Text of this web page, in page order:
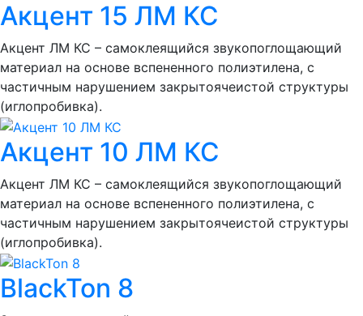
Акцент 15 ЛМ КС
Акцент ЛМ КС – самоклеящийся звукопоглощающий
материал на основе вспененного полиэтилена, с
частичным нарушением закрытоячеистой структуры
(иглопробивка).
Акцент 10 ЛМ КС
Акцент ЛМ КС – самоклеящийся звукопоглощающий
материал на основе вспененного полиэтилена, с
частичным нарушением закрытоячеистой структуры
(иглопробивка).
BlackTon 8